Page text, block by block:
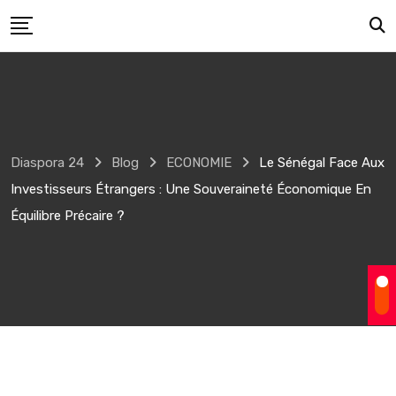
to
Diaspora 24 Blog ECONOMIE
Le Sénégal Face Aux
Investisseurs Étrangers : Une Souveraineté Économique En
Équilibre Précaire ?